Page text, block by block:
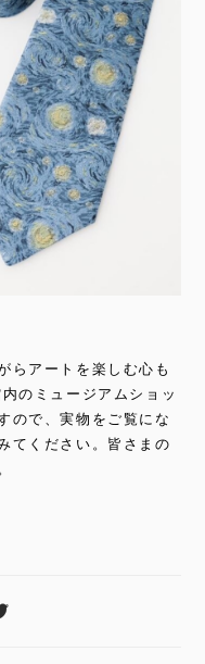
らアートを楽しむ心も
のミュージアムショッ
ので、実物をご覧にな
てください。皆さまの